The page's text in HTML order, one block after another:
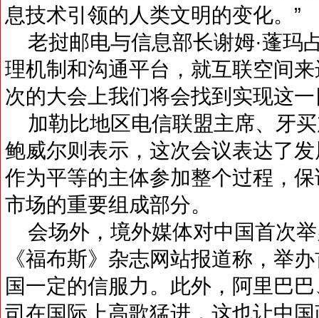
息技术引领的人类文明的变化。”
老挝邮电与信息部长谢姆·蓬玛
理机制和沟通平台，就互联空间
次的大会上我们将会找到实现这
加勒比地区电信联盟主席、牙
鲍威尔则表示，这次会议表达了
作为平等的主体参加整个过程，
市场的重要组成部分。
会场外，境外媒体对中国首次
《福布斯》杂志网站报道称，举
国一定的信服力。此外，阿里巴
司在国际上高歌猛进，这也让中